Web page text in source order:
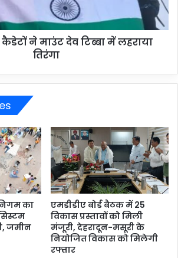
ने माउंट देव टिब्बा में लहराया
तिरंगा
का
जमीन
एमडीडीए बोर्ड बैठक में 25
विकास प्रस्तावों को मिली
मंजूरी, देहरादून-मसूरी के
नियोजित विकास को मिलेगी
रफ्तार